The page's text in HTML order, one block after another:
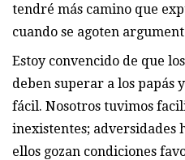
tendré más camino que
cuando se agoten
Estoy convencido de que
deben superar a los papás
fácil. Nosotros tuvimos
inexistentes; adversidades
ellos gozan condiciones